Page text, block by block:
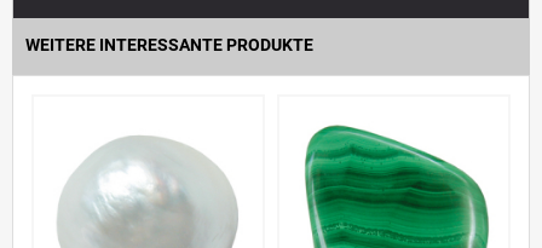
WEITERE INTERESSANTE PRODUKTE